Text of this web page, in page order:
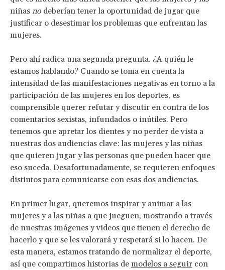
niñas no deberían tener la oportunidad de jugar que
justificar o desestimar los problemas que enfrentan las
mujeres.
Pero ahí radica una segunda pregunta. ¿A quién le
estamos hablando? Cuando se toma en cuenta la
intensidad de las manifestaciones negativas en torno a la
participación de las mujeres en los deportes, es
comprensible querer refutar y discutir en contra de los
comentarios sexistas, infundados o inútiles. Pero
tenemos que apretar los dientes y no perder de vista a
nuestras dos audiencias clave: las mujeres y las niñas
que quieren jugar y las personas que pueden hacer que
eso suceda. Desafortunadamente, se requieren enfoques
distintos para comunicarse con esas dos audiencias.
En primer lugar, queremos inspirar y animar a las
mujeres y a las niñas a que jueguen, mostrando a través
de nuestras imágenes y videos que tienen el derecho de
hacerlo y que se les valorará y respetará si lo hacen. De
esta manera, estamos tratando de normalizar el deporte,
así que compartimos historias de modelos a seguir con